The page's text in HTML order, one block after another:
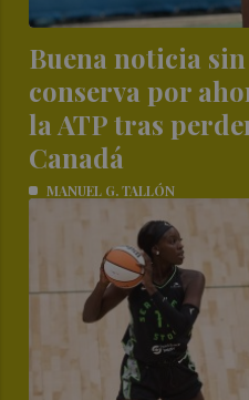
Buena noticia
conserva por
la ATP tras
Canadá
MANUEL G. TALLÓN